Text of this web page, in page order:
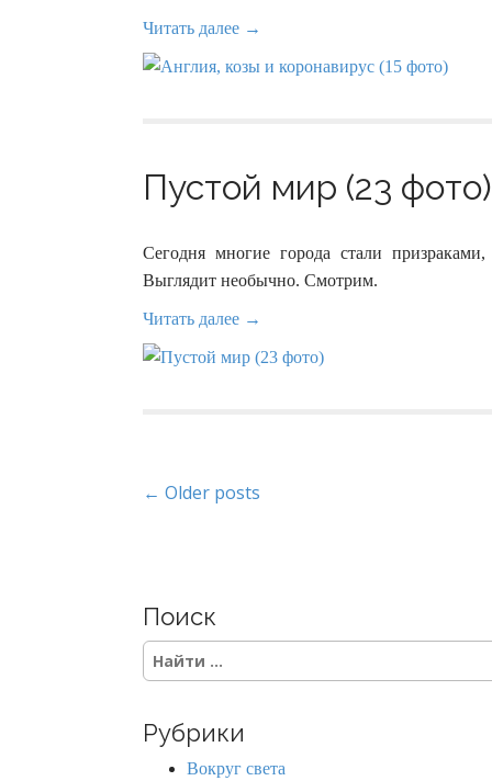
Читать далее →
Пустой мир (23 фото)
Сегодня многие города стали
Выглядит необычно. Смотрим.
Читать далее →
P
t
s
n
a
← Older posts
Поиск
S
e
c
Рубрики
Вокруг света